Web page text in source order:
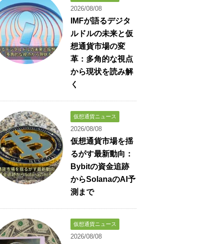
2026/08/08
IMFが語るデジタ
ルドルの未来と仮
想通貨市場の変
革：多角的な視点
から現状を読み解
く
仮想通貨ニュース
2026/08/08
仮想通貨市場を揺
るがす最新動向：
Bybitの資金追跡
からSolanaのAI予
測まで
仮想通貨ニュース
2026/08/08